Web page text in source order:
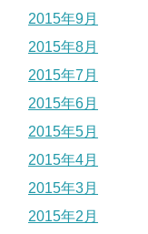
2015年9月
2015年8月
2015年7月
2015年6月
2015年5月
2015年4月
2015年3月
2015年2月